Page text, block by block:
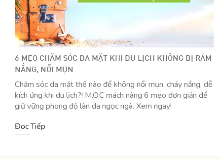
6 MẸO CHĂM SÓC DA MẶT KHI DU LỊCH KHÔNG BỊ RÁM
NẮNG, NỔI MỤN
Chăm sóc da mặt thế nào để không nổi mụn, cháy nắng, dễ
kích ứng khi du lịch?! M.O.C mách nàng 6 mẹo đơn giản để
giữ vững phong độ làn da ngọc ngà. Xem ngay!
Đọc Tiếp